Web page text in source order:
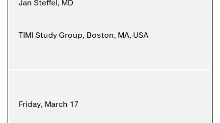
Jan Steffel, MD
TIMI Study Group, Boston, MA, USA
Friday, March 17